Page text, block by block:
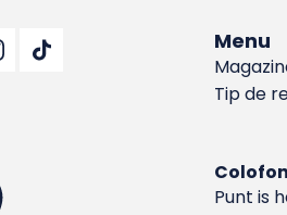
Menu
Tip de
Colofon
Punt is